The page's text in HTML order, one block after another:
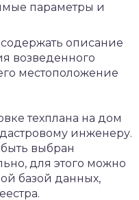
параметры и
содержать описание
возведенного
местоположение
техплана на дом
инженеру.
выбран
для этого можно
базой данных,